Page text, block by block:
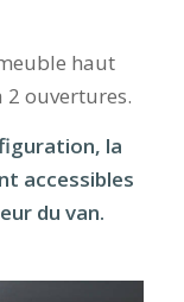
haut
2 ouvertures.
la
accessibles
du van.